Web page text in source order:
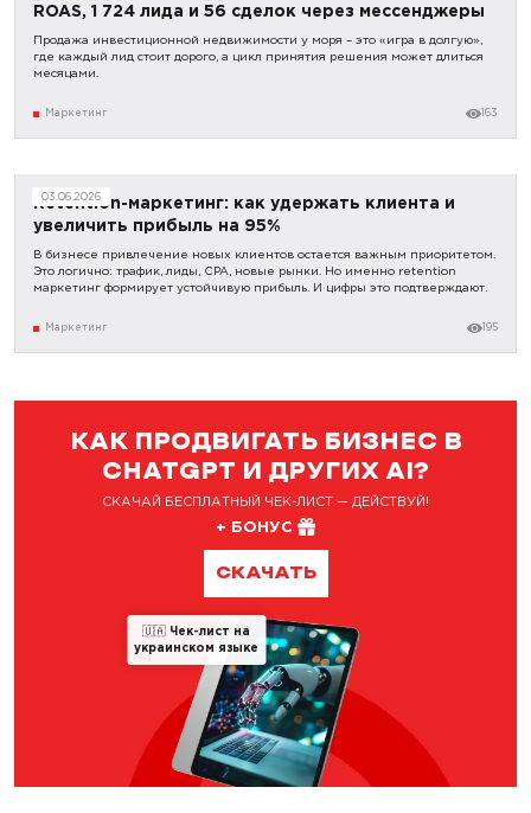
ROAS, 1 724 лида и 56 сделок через мессенджеры
Продажа инвестиционной недвижимости у моря – это «игра в долгую»,
где каждый лид стоит дорого, а цикл принятия решения может длиться
месяцами.
Маркетинг 163
03.06.2026
Retention-маркетинг: как удержать клиента и
увеличить прибыль на 95%
В бизнесе привлечение новых клиентов остается важным приоритетом.
Это логично: трафик, лиды, CPA, новые рынки. Но именно retention
маркетинг формирует устойчивую прибыль. И цифры это подтверждают.
Маркетинг 195
КАК ПРОДВИГАТЬ БИЗНЕС В
CHATGPT И ДРУГИХ AI?
СКАЧАЙ БЕСПЛАТНЫЙ ЧЕК-ЛИСТ — ДЕЙСТВУЙ!
+ БОНУС
СКАЧАТЬ
🇺🇦 Чек-лист на
украинском языке